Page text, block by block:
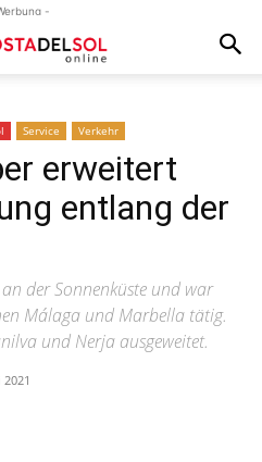
-
Service Verkehr
erweitert
entlang der
der Sonnenküste und war
Málaga und Marbella tätig.
und Nerja ausgeweitet.
2021